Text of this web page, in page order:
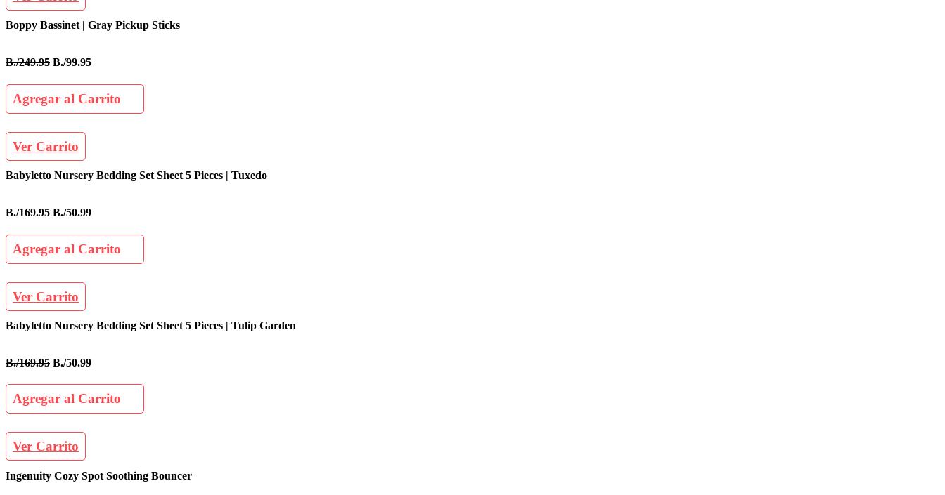
Boppy Bassinet | Gray Pickup Sticks
B./249.95 B./99.95
Agregar al Carrito
Ver Carrito
Babyletto Nursery Bedding Set Sheet 5 Pieces | Tuxedo
B./169.95 B./50.99
Agregar al Carrito
Ver Carrito
Babyletto Nursery Bedding Set Sheet 5 Pieces | Tulip Garden
B./169.95 B./50.99
Agregar al Carrito
Ver Carrito
Ingenuity Cozy Spot Soothing Bouncer